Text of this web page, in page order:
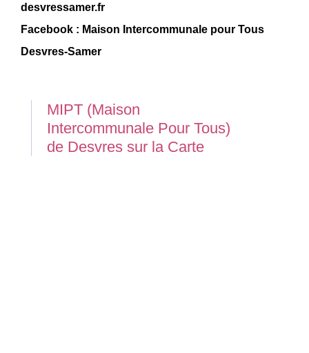
desvressamer.fr
Facebook : Maison Intercommunale pour Tous
Desvres-Samer
MIPT (Maison
Intercommunale Pour Tous)
de Desvres sur la Carte